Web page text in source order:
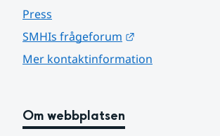
Press
SMHIs frågeforum
Mer kontaktinformation
Om webbplatsen